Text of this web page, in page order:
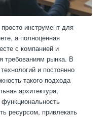
инструмент для
а полноценная
с компанией и
требованиям рынка. В
и постоянно
такого подхода
архитектура,
ресурсом, привлекать